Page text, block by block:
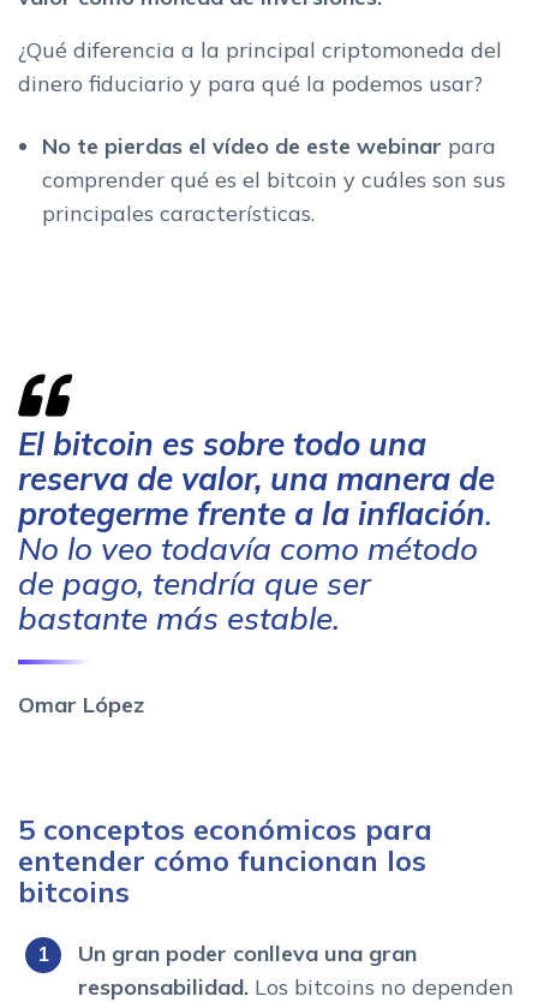
¿Qué diferencia a la principal criptomoneda del
dinero fiduciario y para qué la podemos usar?
No te pierdas el vídeo de este webinar para
comprender qué es el bitcoin y cuáles son sus
principales características.
El bitcoin es sobre todo una
reserva de valor, una manera de
protegerme frente a la inflación.
No lo veo todavía como método
de pago, tendría que ser
bastante más estable.
Omar López
5 conceptos económicos para
entender cómo funcionan los
bitcoins
Un gran poder conlleva una gran
responsabilidad. Los bitcoins no dependen